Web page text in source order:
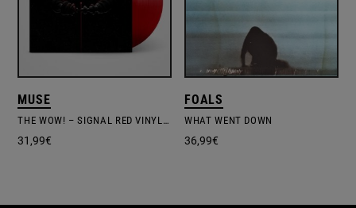
MUSE
THE WOW! – SIGNAL RED VINYL EDITION
31,99€
FOALS
WHAT WENT DOWN
36,99€